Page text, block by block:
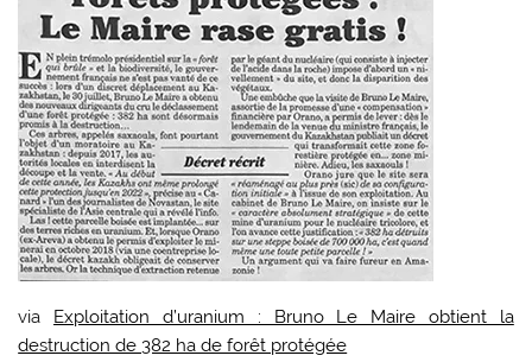
via Exploitation d’uranium : Bruno Le Maire obtient la
destruction de 382 ha de forêt protégée